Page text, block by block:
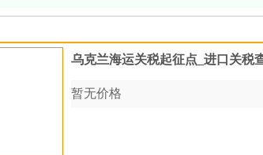
乌克兰海运关税起征点_进口关税
暂无价格